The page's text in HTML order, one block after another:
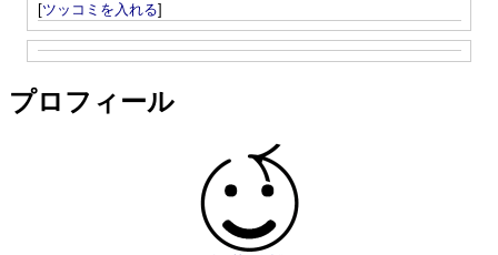
[ツッコミを入れる]
プロフィール